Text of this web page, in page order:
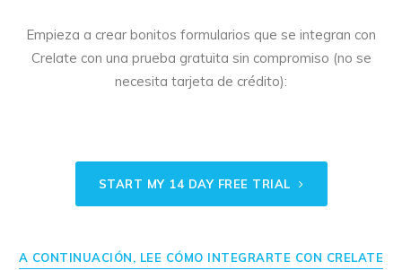
Empieza a crear bonitos formularios que se integran con
Crelate con una prueba gratuita sin compromiso (no se
necesita tarjeta de crédito):
START MY 14 DAY FREE TRIAL
A CONTINUACIÓN, LEE CÓMO INTEGRARTE CON CRELATE